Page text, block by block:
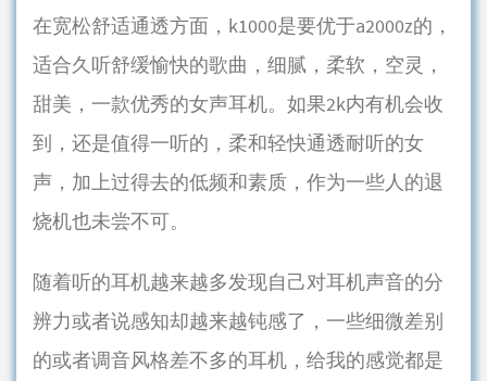
在宽松舒适通透方面，k1000是要优于a2000z的，
适合久听舒缓愉快的歌曲，细腻，柔软，空灵，
甜美，一款优秀的女声耳机。如果2k内有机会收
到，还是值得一听的，柔和轻快通透耐听的女
声，加上过得去的低频和素质，作为一些人的退
烧机也未尝不可。
随着听的耳机越来越多发现自己对耳机声音的分
辨力或者说感知却越来越钝感了，一些细微差别
的或者调音风格差不多的耳机，给我的感觉都是